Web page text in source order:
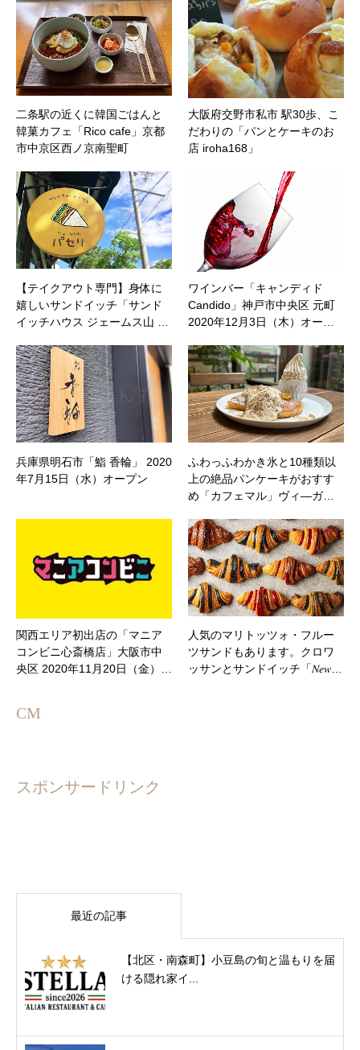
二条駅の近くに韓国ごはんと
韓菓カフェ「Rico cafe」京都
市中京区西ノ京南聖町
大阪府交野市私市 駅30歩、こ
だわりの「パンとケーキのお
店 iroha168」
【テイクアウト専門】身体に
嬉しいサンドイッチ「サンド
イッチハウス ジェームス山 …
ワインバー「キャンディド
Candido」神戸市中央区 元町
2020年12月3日（木）オー…
兵庫県明石市「鮨 香輪」 2020
年7月15日（水）オープン
ふわっふわかき氷と10種類以
上の絶品パンケーキがおすす
め「カフェマル」ヴィ―ガ…
関西エリア初出店の「マニア
コンビニ心斎橋店」大阪市中
央区 2020年11月20日（金）…
人気のマリトッツォ・フルー
ツサンドもあります。クロワ
ッサンとサンドイッチ「𝑁𝑒𝑤…
CM
スポンサードリンク
最近の記事
【北区・南森町】小豆島の旬と温もりを届
ける隠れ家イ...